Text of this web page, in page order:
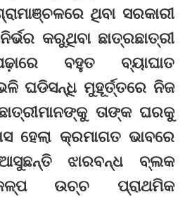
ଥିବା ସରକାରୀ
କରୁଥିବା ଛାତ୍ରଛାତ୍ରୀ
ବହୁତ ବ୍ୟାଘାତ
ଘଡିସନ୍ଧି ମୁହୂର୍ତ୍ତରେ ନିଜ
ତାଙ୍କ ଘରକୁ
ହେଲା କ୍ରମାଗତ ଭାବରେ
ଝାରବନ୍ଧ ବ୍ଲକ
ଉଚ୍ଚ ପ୍ରାଥମିକ